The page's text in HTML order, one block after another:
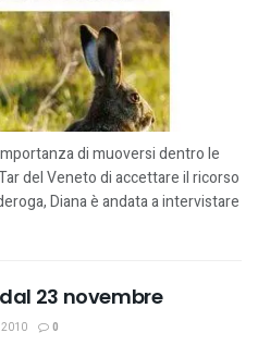
di muoversi dentro le
del Veneto di accettare il ricorso
Diana è andata a intervistare
23 novembre
2010 0